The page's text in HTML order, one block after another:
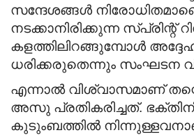
സന്ദേശങ്ങള്‍
നടക്കാനിരിക്കുന്ന സ്പ്രിന്റ്
കളത്തിലിറങ്ങുമ്പോള്‍
ധരിക്കരുതെന്നും സംഘടന
എന്നാല്‍ വിശ്വാസമാണ്
അസു പ്രതികരിച്ചത്.
കുടുംബത്തില്‍